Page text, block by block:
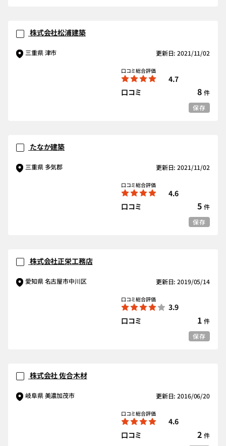
株式会社松浦建築
三重県 津市 更新日: 2021/11/02
口コミ総合評価
4.7
口コミ
8 件
保存
たなか建築
三重県 多気郡 更新日: 2021/11/02
口コミ総合評価
4.6
口コミ
5 件
保存
株式会社正栄工務店
愛知県 名古屋市中川区 更新日: 2019/05/14
口コミ総合評価
3.9
口コミ
1 件
保存
株式会社 佐合木材
岐阜県 美濃加茂市 更新日: 2016/06/20
口コミ総合評価
4.6
口コミ
2 件